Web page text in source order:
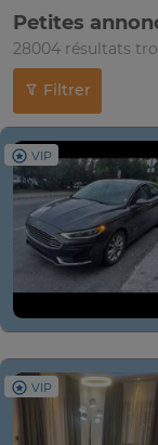
Petites
28004 résultats
Filtrer
VIP
VIP